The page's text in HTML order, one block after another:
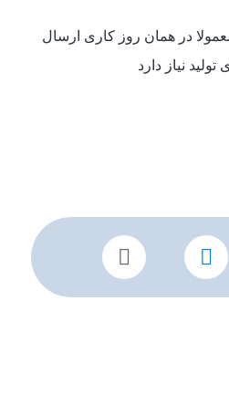
در همان روز کاری ارسال